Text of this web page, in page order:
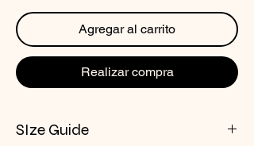
Agregar al carrito
Realizar compra
SIze Guide